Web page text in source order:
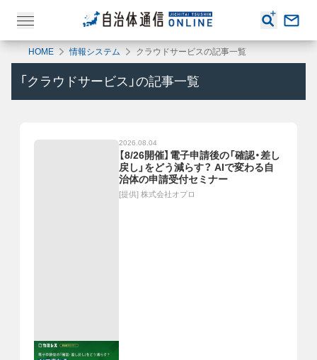
HOME 情報システム クラウドサービスの記事一覧
「 クラウドサービス 」の記事一覧
2026.08.04
【8/26開催】電子申請後の「確認・差し
戻し」をどう減らす？ AIで変わる自
治体の申請受付セミナー
[提供] 株式会社オプロ